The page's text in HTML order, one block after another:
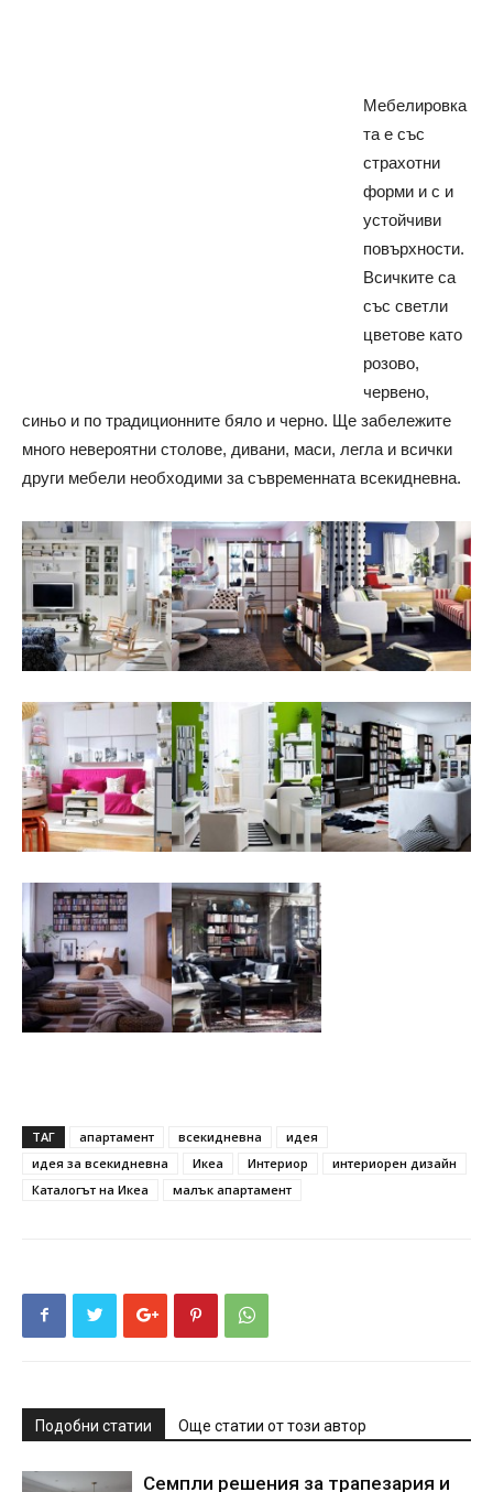
Мебелировка
та е със
страхотни
форми и с и
устойчиви
повърхности.
Всичките са
със светли
цветове като
розово,
червено,
синьо и по традиционните бяло и черно. Ще забележите
много невероятни столове, дивани, маси, легла и всички
други мебели необходими за съвременната всекидневна.
ТАГ апартамент всекидневна
идея
идея за всекидневна
Икеа Интериор
интериорен дизайн
Каталогът на Икеа
малък апартамент
Подобни статии Още статии от този автор
Семпли решения за трапезария и